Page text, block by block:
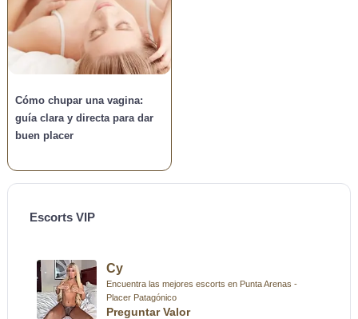
Cómo chupar una vagina:
guía clara y directa para dar
buen placer
Escorts VIP
Cy
Encuentra las mejores escorts en Punta Arenas -
Placer Patagónico
Preguntar Valor